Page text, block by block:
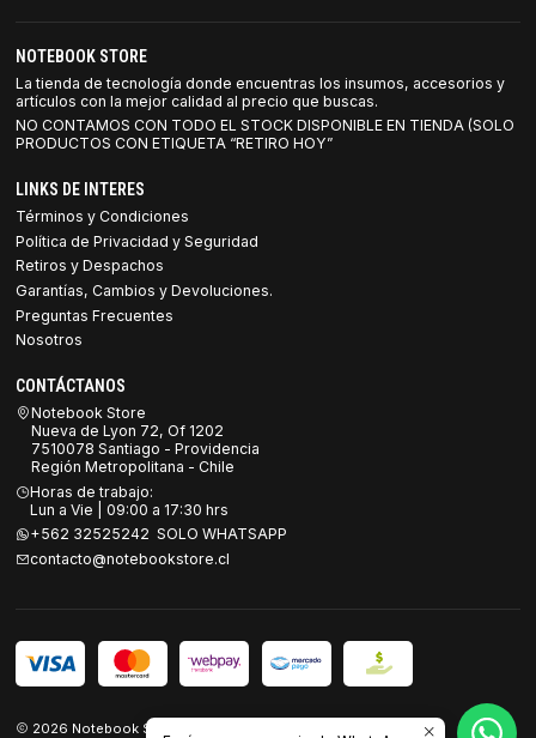
NOTEBOOK STORE
La tienda de tecnología donde encuentras los insumos, accesorios y
artículos con la mejor calidad al precio que buscas.
NO CONTAMOS CON TODO EL STOCK DISPONIBLE EN TIENDA (SOLO
PRODUCTOS CON ETIQUETA “RETIRO HOY”
LINKS DE INTERES
Términos y Condiciones
Política de Privacidad y Seguridad
Retiros y Despachos
Garantías, Cambios y Devoluciones.
Preguntas Frecuentes
Nosotros
CONTÁCTANOS
Notebook Store
Nueva de Lyon 72, Of 1202
7510078 Santiago - Providencia
Región Metropolitana - Chile
Horas de trabajo:
Lun a Vie | 09:00 a 17:30 hrs
+562 32525242 SOLO WHATSAPP
contacto@notebookstore.cl
2026 Notebook Store.